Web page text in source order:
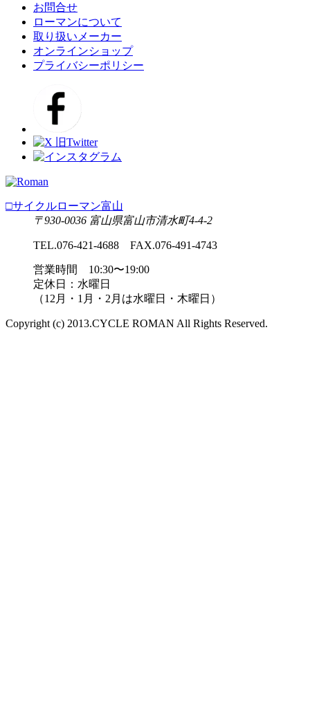
お問合せ
ローマンについて
取り扱いメーカー
オンラインショップ
プライバシーポリシー
□サイクルローマン富山
〒930-0036 富山県富山市清水町4-4-2
TEL.076-421-4688 FAX.076-491-4743
営業時間 10:30〜19:00
定休日：水曜日
（12月・1月・2月は水曜日・木曜日）
Copyright (c) 2013.CYCLE ROMAN All Rights Reserved.